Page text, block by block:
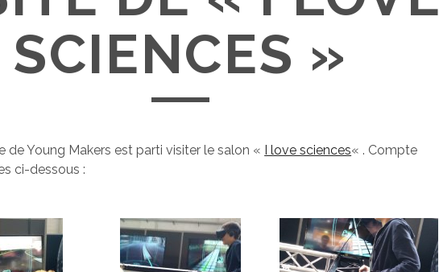
SCIENCES »
de Young Makers est parti visiter le salon « I love sciences« . Compte
ci-dessous :